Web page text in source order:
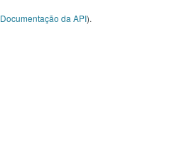
Documentação da API).